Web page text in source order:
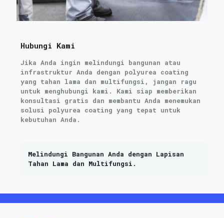
Hubungi Kami
Jika Anda ingin melindungi bangunan atau
infrastruktur Anda dengan polyurea coating
yang tahan lama dan multifungsi, jangan ragu
untuk menghubungi kami. Kami siap memberikan
konsultasi gratis dan membantu Anda menemukan
solusi polyurea coating yang tepat untuk
kebutuhan Anda.
Melindungi Bangunan Anda dengan Lapisan
Tahan Lama dan Multifungsi.